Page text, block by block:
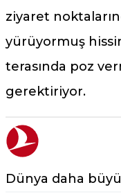
ziyaret
yürüyormuş
terasında poz
gerektiriyor.
Dünya daha